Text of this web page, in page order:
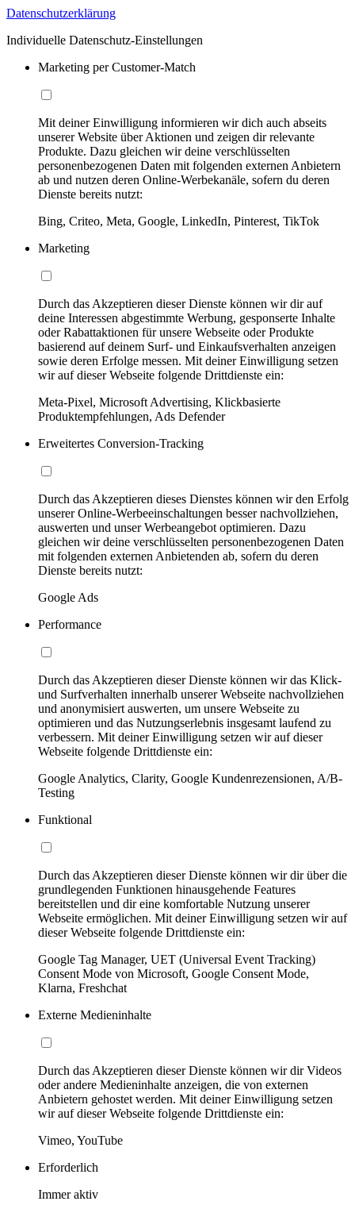
Datenschutzerklärung
Individuelle Datenschutz-Einstellungen
Marketing per Customer-Match
Mit deiner Einwilligung informieren wir dich auch abseits
unserer Website über Aktionen und zeigen dir relevante
Produkte. Dazu gleichen wir deine verschlüsselten
personenbezogenen Daten mit folgenden externen Anbietern
ab und nutzen deren Online-Werbekanäle, sofern du deren
Dienste bereits nutzt:
Bing, Criteo, Meta, Google, LinkedIn, Pinterest, TikTok
Marketing
Durch das Akzeptieren dieser Dienste können wir dir auf
deine Interessen abgestimmte Werbung, gesponserte Inhalte
oder Rabattaktionen für unsere Webseite oder Produkte
basierend auf deinem Surf- und Einkaufsverhalten anzeigen
sowie deren Erfolge messen. Mit deiner Einwilligung setzen
wir auf dieser Webseite folgende Drittdienste ein:
Meta-Pixel, Microsoft Advertising, Klickbasierte
Produktempfehlungen, Ads Defender
Erweitertes Conversion-Tracking
Durch das Akzeptieren dieses Dienstes können wir den Erfolg
unserer Online-Werbeeinschaltungen besser nachvollziehen,
auswerten und unser Werbeangebot optimieren. Dazu
gleichen wir deine verschlüsselten personenbezogenen Daten
mit folgenden externen Anbietenden ab, sofern du deren
Dienste bereits nutzt:
Google Ads
Performance
Durch das Akzeptieren dieser Dienste können wir das Klick-
und Surfverhalten innerhalb unserer Webseite nachvollziehen
und anonymisiert auswerten, um unsere Webseite zu
optimieren und das Nutzungserlebnis insgesamt laufend zu
verbessern. Mit deiner Einwilligung setzen wir auf dieser
Webseite folgende Drittdienste ein:
Google Analytics, Clarity, Google Kundenrezensionen, A/B-
Testing
Funktional
Durch das Akzeptieren dieser Dienste können wir dir über die
grundlegenden Funktionen hinausgehende Features
bereitstellen und dir eine komfortable Nutzung unserer
Webseite ermöglichen. Mit deiner Einwilligung setzen wir auf
dieser Webseite folgende Drittdienste ein:
Google Tag Manager, UET (Universal Event Tracking)
Consent Mode von Microsoft, Google Consent Mode,
Klarna, Freshchat
Externe Medieninhalte
Durch das Akzeptieren dieser Dienste können wir dir Videos
oder andere Medieninhalte anzeigen, die von externen
Anbietern gehostet werden. Mit deiner Einwilligung setzen
wir auf dieser Webseite folgende Drittdienste ein:
Vimeo, YouTube
Erforderlich
Immer aktiv